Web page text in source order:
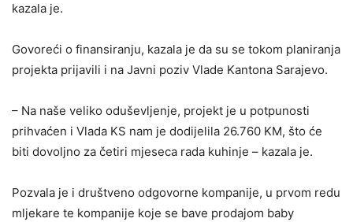
kazala je.
Govoreći o finansiranju, kazala je da su se tokom planiranja
projekta prijavili i na Javni poziv Vlade Kantona Sarajevo.
– Na naše veliko oduševljenje, projekt je u potpunosti
prihvaćen i Vlada KS nam je dodijelila 26.760 KM, što će
biti dovoljno za četiri mjeseca rada kuhinje – kazala je.
Pozvala je i društveno odgovorne kompanije, u prvom redu
mljekare te kompanije koje se bave prodajom baby